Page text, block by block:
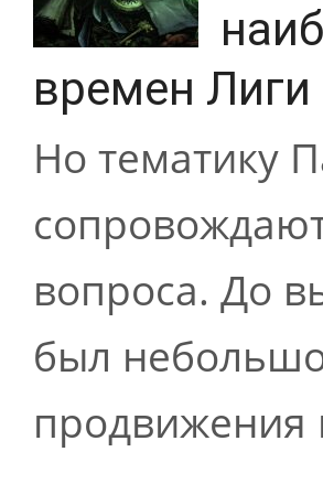
времен Лиги
Но тематику
вопроса. До
был
продвижения